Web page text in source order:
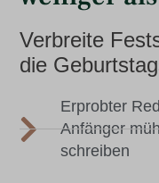
Verbreite
die
Erprobter
Anfänger
schreiben